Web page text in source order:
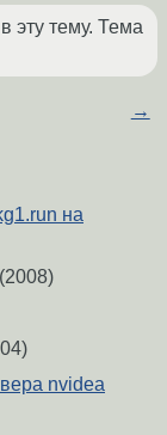
эту тему. Тема
→
на
(2008)
nvidea